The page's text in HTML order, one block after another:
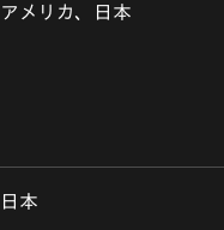
アメリカ、日本
日本